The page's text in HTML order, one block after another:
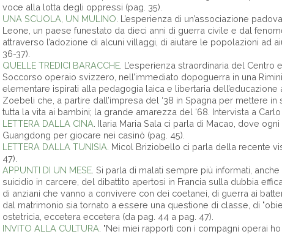
voce alla lotta degli oppressi (pag. 35).
UNA SCUOLA, UN MULINO . L’esperienza di un’associazione
Leone, un paese funestato da dieci anni di guerra civile e dal
attraverso l’adozione di alcuni villaggi, di aiutare le popolazioni ad
36-37).
QUELLE TREDICI BARACCHE . L’esperienza straordinaria del
Soccorso operaio svizzero, nell’immediato dopoguerra in una
elementare ispirati alla pedagogia laica e libertaria dell’educazione
Zoebeli che, a partire dall’impresa del ‘38 in Spagna per mettere
tutta la vita ai bambini; la grande amarezza del ‘68. Intervista a
LETTERA DALLA CINA . Ilaria Maria Sala ci parla di Macao, dove
Guangdong per giocare nei casinò (pag. 45).
LETTERA DALLA TUNISIA . Micol Briziobello ci parla della recente
47).
APPUNTI DI UN MESE . Si parla di malati sempre più informati,
suicidio in carcere, del dibattito apertosi in Francia sulla dubbia
di anziani che vanno a convivere con dei coetanei, di guerra ai
dal matrimonio sia tornato a essere una questione di classe, di
ostetricia, eccetera eccetera (da pag. 44 a pag. 47).
INVITO ALLA CULTURA . "Nei miei rapporti con i compagni operai